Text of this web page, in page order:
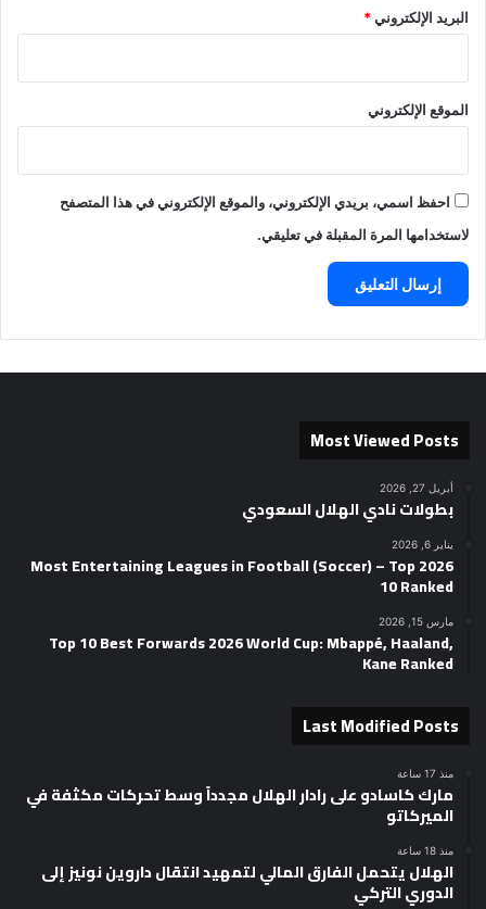
البريد الإلكتروني*
الموقع الإلكتروني
احفظ اسمي، بريدي الإلكتروني، والموقع الإلكتروني في هذا المتصفح
لاستخدامها المرة المقبلة في تعليقي.
Most Viewed Posts
أبريل 27, 2026
بطولات نادي الهلال السعودي
يناير 6, 2026
2026 Most Entertaining Leagues in Football (Soccer) – Top
10 Ranked
مارس 15, 2026
Top 10 Best Forwards 2026 World Cup: Mbappé, Haaland,
Kane Ranked
Last Modified Posts
منذ 17 ساعة
مارك كاسادو على رادار الهلال مجدداً وسط تحركات مكثفة في
الميركاتو
منذ 18 ساعة
الهلال يتحمل الفارق المالي لتمهيد انتقال داروين نونيز إلى
الدوري التركي